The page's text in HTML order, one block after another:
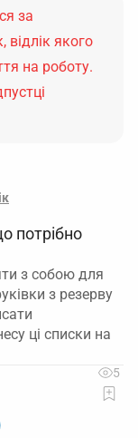
за
відлік якого
на роботу.
потрібно
з собою для
з резерву
ці списки на
5